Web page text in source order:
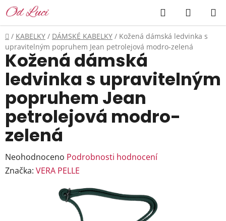
Přejít
na
obsah
Hledat
KOŠÍK
Domů
/ KABELKY / DÁMSKÉ KABELKY / Kožená dámská ledvinka s
upravitelným popruhem Jean petrolejová modro-zelená
Kožená dámská
ledvinka s upravitelným
popruhem Jean
petrolejová modro-
zelená
Průměrné
hodnocení
Neohodnoceno Podrobnosti hodnocení
Značka: VERA PELLE